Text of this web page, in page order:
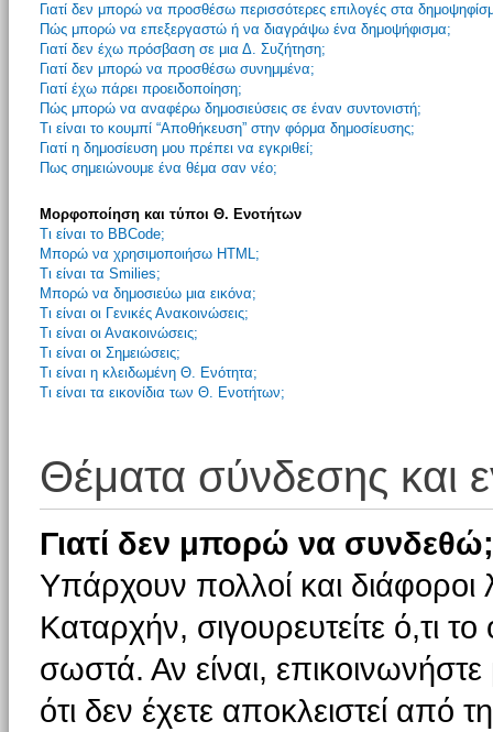
Γιατί δεν μπορώ να προσθέσω περισσότερες επιλογές στα
Πώς μπορώ να επεξεργαστώ ή να διαγράψω ένα δημοψήφισμα;
Γιατί δεν έχω πρόσβαση σε μια Δ. Συζήτηση;
Γιατί δεν μπορώ να προσθέσω συνημμένα;
Γιατί έχω πάρει προειδοποίηση;
Πώς μπορώ να αναφέρω δημοσιεύσεις σε έναν συντονιστή;
Τι είναι το κουμπί “Αποθήκευση” στην φόρμα δημοσίευσης;
Γιατί η δημοσίευση μου πρέπει να εγκριθεί;
Πως σημειώνουμε ένα θέμα σαν νέο;
Μορφοποίηση και τύποι Θ. Ενοτήτων
Τι είναι το BBCode;
Μπορώ να χρησιμοποιήσω HTML;
Τι είναι τα Smilies;
Μπορώ να δημοσιεύω μια εικόνα;
Τι είναι οι Γενικές Ανακοινώσεις;
Τι είναι οι Ανακοινώσεις;
Τι είναι οι Σημειώσεις;
Τι είναι η κλειδωμένη Θ. Ενότητα;
Τι είναι τα εικονίδια των Θ. Ενοτήτων;
Θέματα σύνδεσης και
Γιατί δεν μπορώ να συνδεθώ;
Υπάρχουν πολλοί και
Καταρχήν, σιγουρευτείτε ό,τι
σωστά. Αν είναι, επικοινωνήστε
ότι δεν έχετε αποκλειστεί από